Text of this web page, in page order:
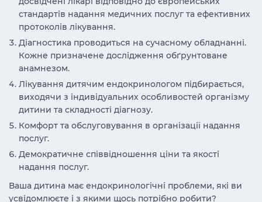
стандартів надання медичних послуг та ефективних
протоколів лікування.
Діагностика проводиться на сучасному обладнанні.
Кожне призначене дослідження обґрунтоване
анамнезом.
Лікування дитячим ендокринологом підбирається,
виходячи з індивідуальних особливостей організму
дитини та складності діагнозу.
Комфорт та обслуговування в організації надання
послуг.
Демократичне співвідношення ціни та якості
надання послуг.
Ваша дитина має ендокринологічні проблеми, які ви
усвідомлюєте і з якими щось потрібно робити?